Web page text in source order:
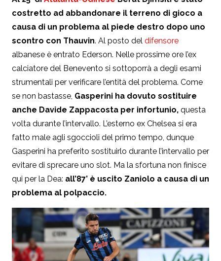
costretto ad abbandonare il terreno di gioco a
causa di un problema al piede destro dopo uno
scontro con Thauvin. Al posto del difensore
albanese è entrato Ederson. Nelle prossime ore l’ex
calciatore del Benevento si sottoporrà a degli esami
strumentali per verificare l’entità del problema. Come
se non bastasse, Gasperini ha dovuto sostituire
anche Davide Zappacosta per infortunio, questa
volta durante l’intervallo. L’esterno ex Chelsea si era
fatto male agli sgoccioli del primo tempo, dunque
Gasperini ha preferito sostituirlo durante l’intervallo per
evitare di sprecare uno slot. Ma la sfortuna non finisce
qui per la Dea: all’87’ è uscito Zaniolo a causa di un
problema al polpaccio.